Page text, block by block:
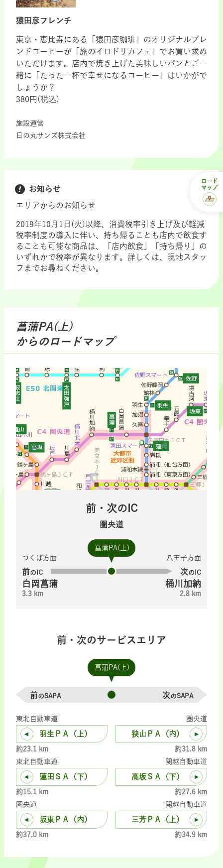
猿田彦フレンチ
東京・恵比寿にある「猿田彦珈琲」のオリジナルブレ
ンドコーヒーが「旅のイロドリカフェ」でお買い求め
いただけます。店内で焼き上げた美味しいパンとご一
緒に「たった一杯で幸せになるコーヒー」はいかがで
しょうか？
380円(税込)
施設運営
日の丸サンズ株式会社
お知らせ
エリアからのお知らせ
2019年10月1日(火)以降、消費税率引き上げ及び軽減
税率制度の導入に伴い、持ち帰ることも店内で飲食す
ることも可能な商品は、「店内飲食」「持ち帰り」の
いずれかで税率が異なります。詳しくは、現地スタッ
フまでお尋ねください。
菖蒲PA(上)
からのロードマップ
前・次のIC
圏央道
菖蒲PA(上)
つくば方面
前のIC
白岡菖蒲
3.3 km
八王子方面
次のIC
桶川加納
2.8 km
前・次のサービスエリア
菖蒲PA(上)
前のSAPA 次のSAPA
東北自動車道
羽生ＰＡ（上）
約23.1 km
東北自動車道
蓮田ＳＡ（下）
約15.1 km
圏央道
坂東ＰＡ（内）
約37.0 km
圏央道
狭山ＰＡ（内）
約31.8 km
関越自動車道
高坂ＳＡ（下）
約27.6 km
関越自動車道
三芳ＰＡ（上）
約34.9 km
ロード
マップ